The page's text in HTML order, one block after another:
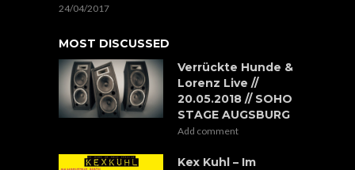
24/04/2017
MOST DISCUSSED
Verrückte Hunde &
Lorenz Live //
20.05.2018 // SOHO
STAGE AUGSBURG
Add comment
Kex Kuhl – Im